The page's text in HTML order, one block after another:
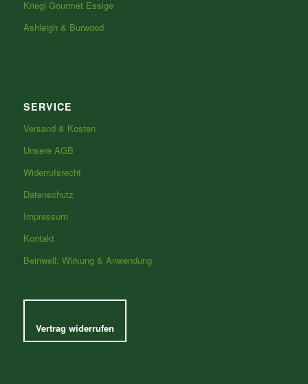
Kriegl Gourmet Essige
Ashleigh & Burwood
SERVICE
Versand & Kosten
Unsere AGB
Widerrufsrecht
Datenschutz
Impressum
Kontakt
Beinwell: Wirkung & Anwendung
Vertrag widerrufen